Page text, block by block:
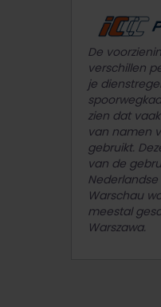
De
verschillen
je
zien dat
van namen
gebruikt.
van de
Warschau
meestal
Warszawa.